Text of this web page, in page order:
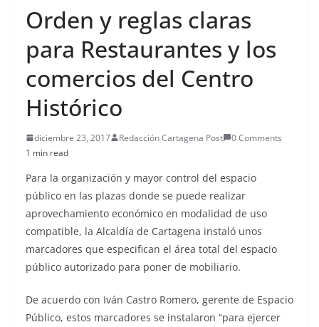
Orden y reglas claras
para Restaurantes y los
comercios del Centro
Histórico
diciembre 23, 2017 Redacción Cartagena Post
0 Comments
1 min read
Para la organización y mayor control del espacio
público en las plazas donde se puede realizar
aprovechamiento económico en modalidad de uso
compatible, la Alcaldía de Cartagena instaló unos
marcadores que especifican el área total del espacio
público autorizado para poner de mobiliario.
De acuerdo con Iván Castro Romero, gerente de Espacio
Público, estos marcadores se instalaron “para ejercer